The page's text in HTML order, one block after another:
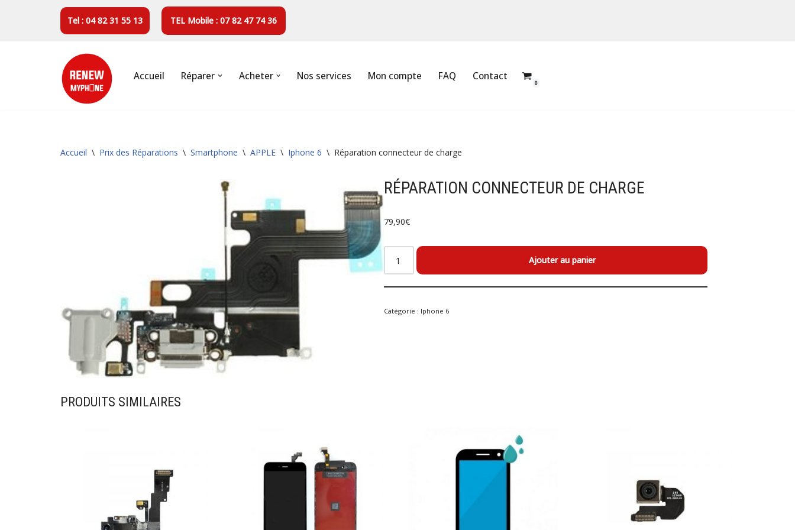
Tel : 04 82 31 55 13 TEL Mobile : 07 82 47 74 36
Accueil Réparer Acheter Nos services Mon compte FAQ Contact
0
Accueil \ Prix des Réparations \ Smartphone \ APPLE \ Iphone 6 \ Réparation connecteur de charge
RÉPARATION CONNECTEUR DE CHARGE
79,90€
Ajouter au panier
Catégorie : Iphone 6
PRODUITS SIMILAIRES